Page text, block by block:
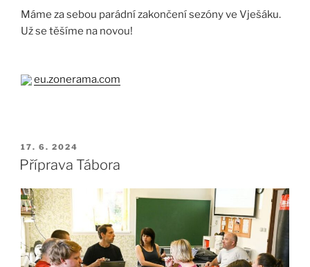
Máme za sebou parádní zakončení sezóny ve Vješáku.
Už se těšíme na novou!
eu.zonerama.com
PUBLIKOVÁNO
17. 6. 2024
Příprava Tábora